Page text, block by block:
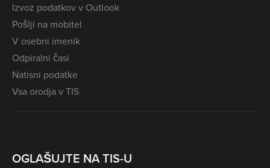
Izvoz podatkov v Outlook
Pošlji na mobitel
V osebni imenik
Odpiralni časi
Natisni podatke
Vsa orodja v TIS
OGLAŠUJTE NA TIS-U